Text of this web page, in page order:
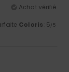
Achat vérifié
Coloris: 5/5